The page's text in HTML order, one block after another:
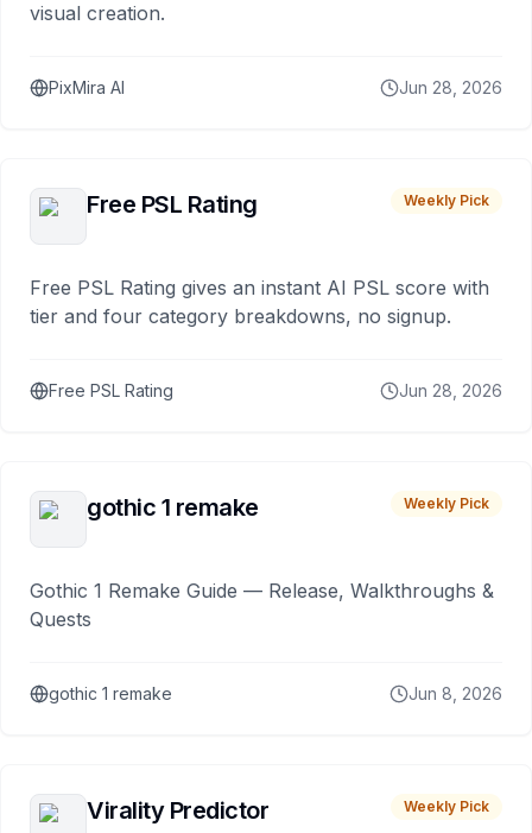
visual creation.
PixMira AI Jun 28, 2026
Free PSL Rating Weekly Pick
Free PSL Rating gives an instant AI PSL score with
tier and four category breakdowns, no signup.
Free PSL Rating Jun 28, 2026
gothic 1 remake Weekly Pick
Gothic 1 Remake Guide — Release, Walkthroughs &
Quests
gothic 1 remake Jun 8, 2026
Virality Predictor Weekly Pick